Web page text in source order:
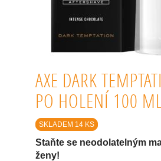
AXE DARK
PO HOLENÍ 100
SKLADEM 14 KS
Staňte se neodolatelným
ženy!